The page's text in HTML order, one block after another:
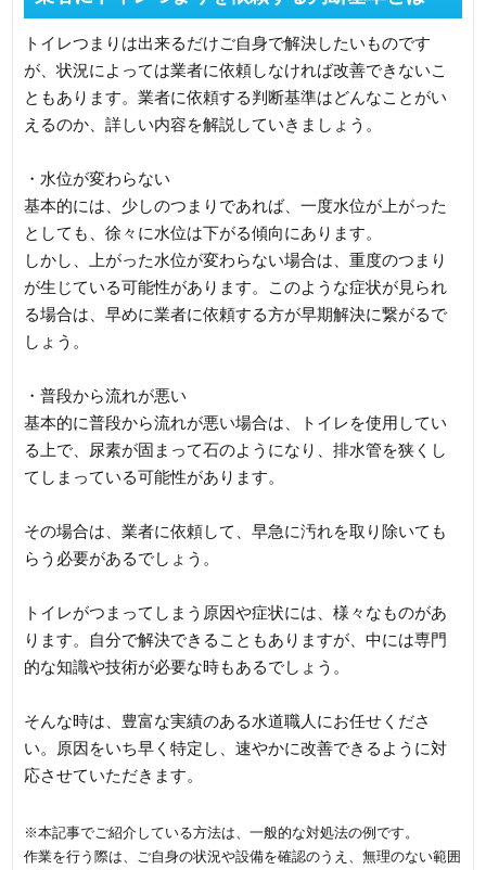
トイレつまりは出来るだけご自身で解決したいものです
が、状況によっては業者に依頼しなければ改善できないこ
ともあります。業者に依頼する判断基準はどんなことがい
えるのか、詳しい内容を解説していきましょう。
・水位が変わらない
基本的には、少しのつまりであれば、一度水位が上がった
としても、徐々に水位は下がる傾向にあります。
しかし、上がった水位が変わらない場合は、重度のつまり
が生じている可能性があります。このような症状が見られ
る場合は、早めに業者に依頼する方が早期解決に繋がるで
しょう。
・普段から流れが悪い
基本的に普段から流れが悪い場合は、トイレを使用してい
る上で、尿素が固まって石のようになり、排水管を狭くし
てしまっている可能性があります。
その場合は、業者に依頼して、早急に汚れを取り除いても
らう必要があるでしょう。
トイレがつまってしまう原因や症状には、様々なものがあ
ります。自分で解決できることもありますが、中には専門
的な知識や技術が必要な時もあるでしょう。
そんな時は、豊富な実績のある水道職人にお任せくださ
い。原因をいち早く特定し、速やかに改善できるように対
応させていただきます。
※本記事でご紹介している方法は、一般的な対処法の例です。
作業を行う際は、ご自身の状況や設備を確認のうえ、無理のない範囲